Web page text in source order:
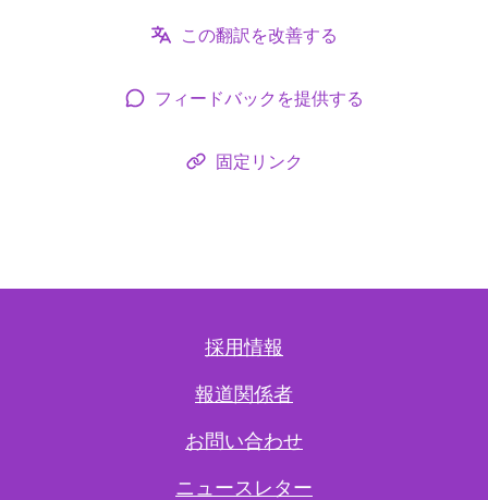
この翻訳を改善する
フィードバックを提供する
固定リンク
採用情報
報道関係者
お問い合わせ
ニュースレター